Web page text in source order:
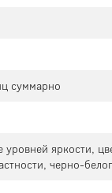
суммарно
яркости,
черно-